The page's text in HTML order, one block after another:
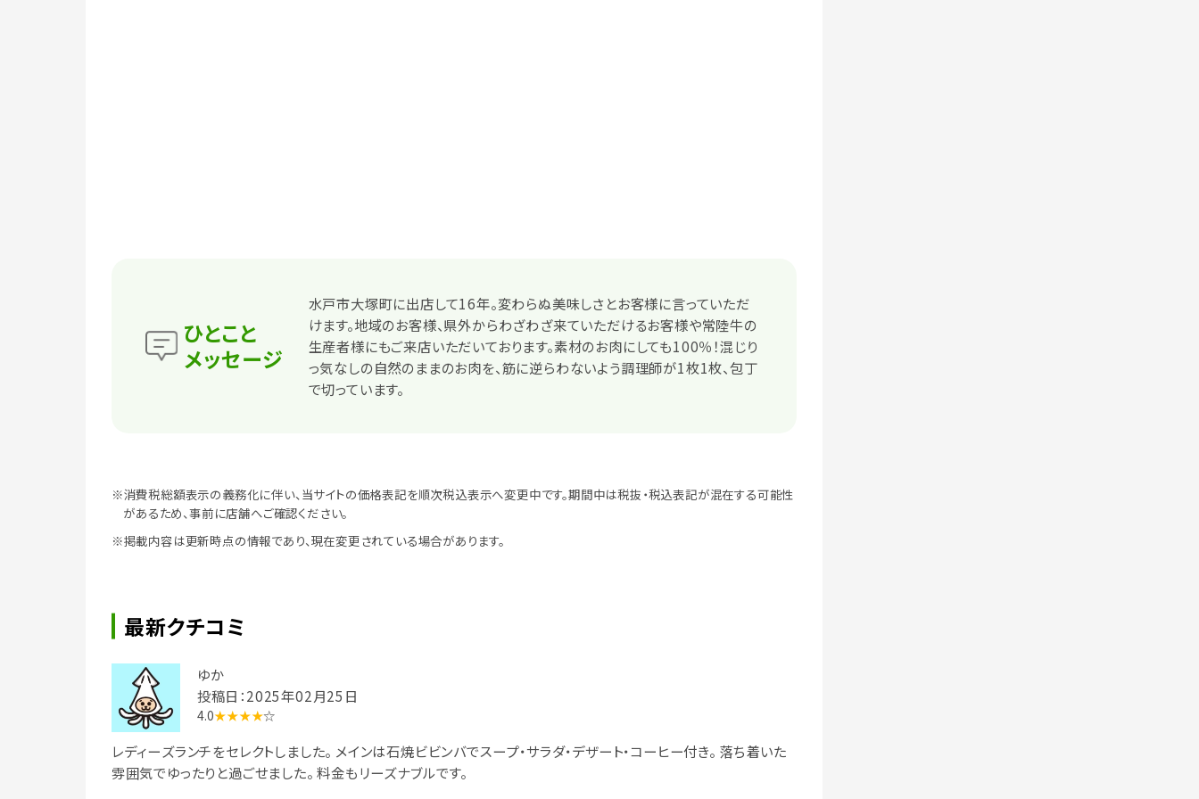
ひとこと
メッセージ
水戸市大塚町に出店して16年。変わらぬ美味しさとお客様に言っていただ
けます。地域のお客様、県外からわざわざ来ていただけるお客様や常陸牛の
生産者様にもご来店いただいております。素材のお肉にしても100％！混じり
っ気なしの自然のままのお肉を、筋に逆らわないよう調理師が1枚1枚、包丁
で切っています。
※消費税総額表示の義務化に伴い、当サイトの価格表記を順次税込表示へ変更中です。期間中は税抜・税込表記が混在する可能性
があるため、事前に店舗へご確認ください。
※掲載内容は更新時点の情報であり、現在変更されている場合があります。
最新クチコミ
ゆか
投稿日：2025年02月25日
4.0★★★★☆
レディーズランチをセレクトしました。 メインは石焼ビビンバでスープ・サラダ・デザート・コーヒー付き。 落ち着いた
雰囲気でゆったりと過ごせました。 料金もリーズナブルです。